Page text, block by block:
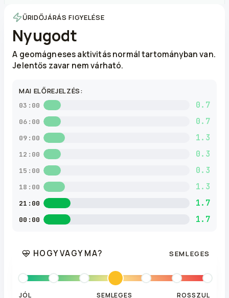
ŰRIDŐJÁRÁS FIGYELÉSE
Nyugodt
A geomágneses aktivitás normál tartományban van.
Jelentős zavar nem várható.
MAI ELŐREJELZÉS:
03:00 0.7
06:00 0.7
09:00 1.3
12:00 0.3
15:00 0.3
18:00 1.3
21:00 1.7
00:00 1.7
HOGY VAGY MA? SEMLEGES
JÓL SEMLEGES ROSSZUL